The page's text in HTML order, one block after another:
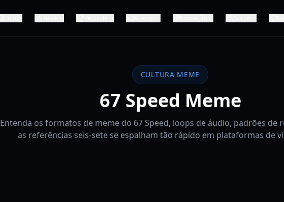
CULTURA MEME
67 Speed Meme
Entenda os formatos de meme do 67 Speed, loops de áudio, padrões de
as referências seis-sete se espalham tão rápido em plataformas de